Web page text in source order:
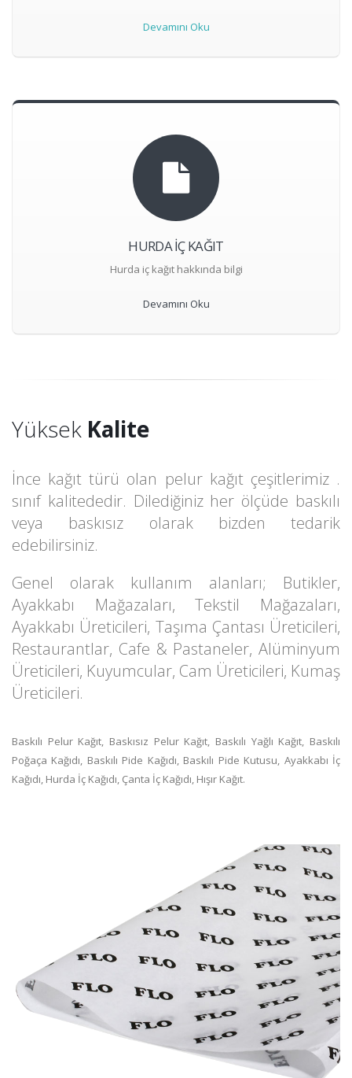
Devamını Oku
HURDA İÇ KAĞIT
Hurda iç kağıt hakkında bilgi
Devamını Oku
Yüksek Kalite
İnce kağıt türü olan pelur kağıt çeşitlerimiz .
sınıf kalitededir. Dilediğiniz her ölçüde baskılı
veya baskısız olarak bizden tedarik
edebilirsiniz.
Genel olarak kullanım alanları; Butikler,
Ayakkabı Mağazaları, Tekstil Mağazaları,
Ayakkabı Üreticileri, Taşıma Çantası Üreticileri,
Restaurantlar, Cafe & Pastaneler, Alüminyum
Üreticileri, Kuyumcular, Cam Üreticileri, Kumaş
Üreticileri.
Baskılı Pelur Kağıt, Baskısız Pelur Kağıt, Baskılı Yağlı Kağıt, Baskılı
Poğaça Kağıdı, Baskılı Pide Kağıdı, Baskılı Pide Kutusu, Ayakkabı İç
Kağıdı, Hurda İç Kağıdı, Çanta İç Kağıdı, Hışır Kağıt.